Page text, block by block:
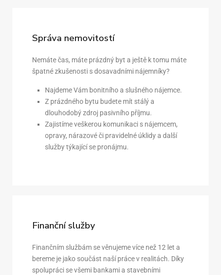
Správa nemovitostí
Nemáte čas, máte prázdný byt a ještě k tomu máte
špatné zkušenosti s dosavadními nájemníky?
Najdeme Vám bonitního a slušného nájemce.
Z prázdného bytu budete mít stálý a
dlouhodobý zdroj pasivního příjmu.
Zajistíme veškerou komunikaci s nájemcem,
opravy, nárazové či pravidelné úklidy a další
služby týkající se pronájmu.
Finanční služby
Finančním službám se věnujeme více než 12 let a
bereme je jako součást naší práce v realitách. Díky
spolupráci se všemi bankami a stavebními